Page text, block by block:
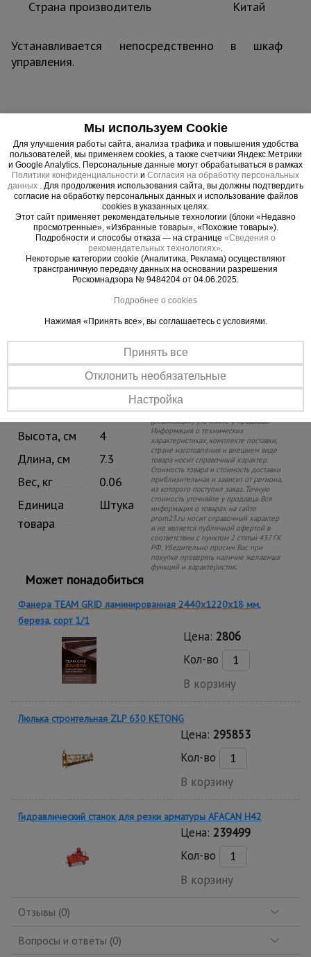
Тепловые
Страна производитель Китай
Устанавливается непосредственно в шкаф
управления.
Важные преимущества –
эффективная работа
Упаковка
Ширина, см
4
Высота, см
4
Длина, см
7.3
Вес, кг
0.06
Единица
товара
Штука
Внимание!
Информацию об условиях отпуска
(реализации) уточняйте у продавца.
Информация о технических
характеристиках, комплекте поставки,
стране изготовления и внешнем виде
товара носит справочный характер.
Стоимость товара и стоимость доставки
приблизительная и зависит от региона,
из которого поступил заказ. Точную
стоимость уточняйте у продавца. Вся
информация о товарах на сайте
prom23.ru носит справочный характер
и не является публичной офертой в
соответствии с пунктом 2 статьи 437 ГК
РФ. Убедительно просим Вас при
покупке проверять наличие желаемых
функций и характеристик.
Может понадобиться
Фанера TEAM GRID ламинированная 2440х1220х18 мм,
береза, сорт 1/1
Цена: 2806
Кол-во
В корзину
Люлька строительная ZLP 630 KETONG
Цена: 295853
Кол-во
В корзину
Гидравлический станок для резки арматуры AFACAN H42
Цена: 239499
Кол-во
В корзину
Отзывы (0)
Вопросы и ответы (0)
Мы используем Cookie
Для улучшения работы сайта, анализа трафика и повышения удобства
пользователей, мы применяем cookies, а также счетчики Яндекс.Метрики
и Google Analytics. Персональные данные могут обрабатываться в рамках
Политики конфиденциальности и Согласия на обработку персональных
данных
. Для продолжения использования сайта, вы должны подтвердить
согласие на обработку персональных данных и использование файлов
cookies в указанных целях.
Этот сайт применяет рекомендательные технологии (блоки «Недавно
просмотренные», «Избранные товары», «Похожие товары»).
Подробности и способы отказа — на странице «Сведения о
рекомендательных технологиях»
Некоторые категории cookie (Аналитика, Реклама) осуществляют
трансграничную передачу данных на основании разрешения
Роскомнадзора № 9484204 от 04.06.2025.
Подробнее о cookies
Нажимая «Принять все», вы соглашаетесь с условиями.
Принять все
Отклонить необязательные
Настройка